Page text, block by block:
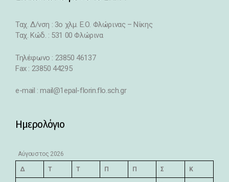
Ταχ. Δ/νση : 3o χλμ. Ε.Ο. Φλώρινας – Νίκης
Ταχ. Κώδ. : 531 00 Φλώρινα
Τηλέφωνο : 23850 46137
Fax : 23850 44295
e-mail : mail@1epal-florin.flo.sch.gr
Ημερολόγιο
Αύγουστος 2026
Δ Τ Τ Π Π Σ Κ